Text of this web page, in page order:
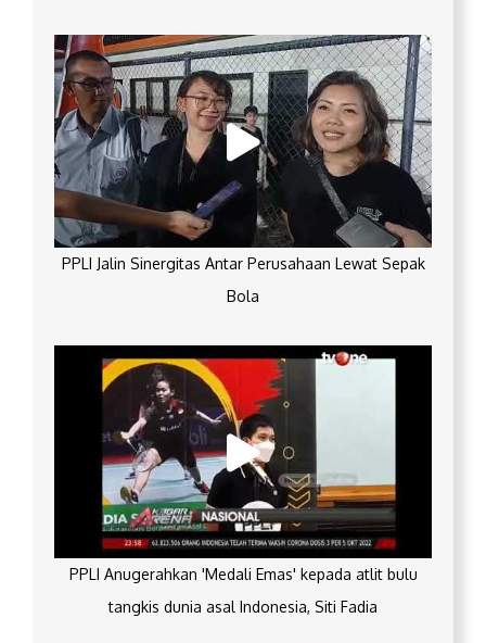
PPLI Jalin Sinergitas Antar Perusahaan Lewat Sepak
Bola
PPLI Anugerahkan 'Medali Emas' kepada atlit bulu
tangkis dunia asal Indonesia, Siti Fadia